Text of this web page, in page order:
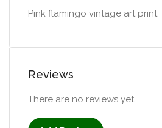
Pink flamingo vintage art print.
Reviews
There are no reviews yet.